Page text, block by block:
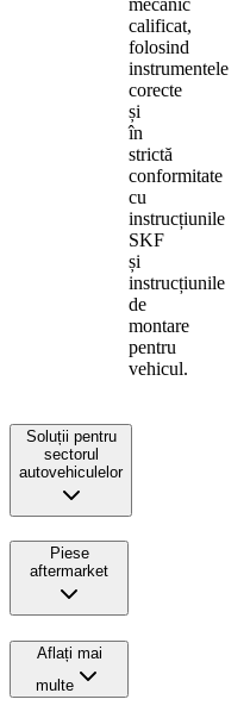
calificat,
folosind
instrumentele
corecte
și
în
strictă
conformitate
cu
instrucțiunile
SKF
și
instrucțiunile
de
montare
pentru
vehicul.
Soluții pentru
sectorul
autovehiculelor
Piese
aftermarket
Aflați mai
multe